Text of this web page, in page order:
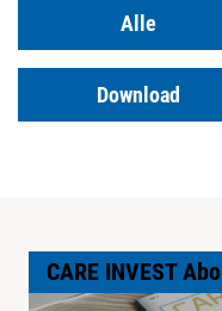
Alle
Download
CARE INVEST Abo